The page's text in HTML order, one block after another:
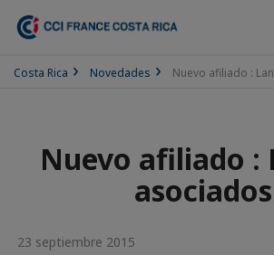
Costa Rica Novedades Nuevo afiliado :
Nuevo afiliado :
asociados
23 septiembre 2015